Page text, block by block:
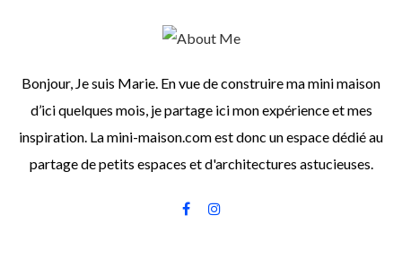
Bonjour, Je suis Marie. En vue de construire ma mini maison
d’ici quelques mois, je partage ici mon expérience et mes
inspiration. La mini-maison.com est donc un espace dédié au
partage de petits espaces et d'architectures astucieuses.